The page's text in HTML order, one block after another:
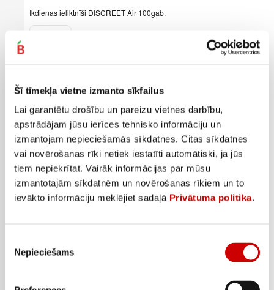
Šī tīmekļa vietne izmanto sīkfailus
Lai garantētu drošību un pareizu vietnes darbību,
apstrādājam jūsu ierīces tehnisko informāciju un
izmantojam nepieciešamās sīkdatnes. Citas sīkdatnes
vai novērošanas rīki netiek iestatīti automātiski, ja jūs
tiem nepiekrītat. Vairāk informācijas par mūsu
izmantotajām sīkdatnēm un novērošanas rīkiem un to
ievākto informāciju meklējiet sadaļā Privātuma politika.
izvēle
Nepieciešams
Ikdienas ieliktnīši DISCREET Air 100gab.
Sejas mazgāšanas putas HIMALAYA nīma 150ml